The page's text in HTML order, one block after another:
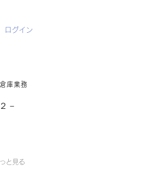
ログイン
庫業務
－
と見る